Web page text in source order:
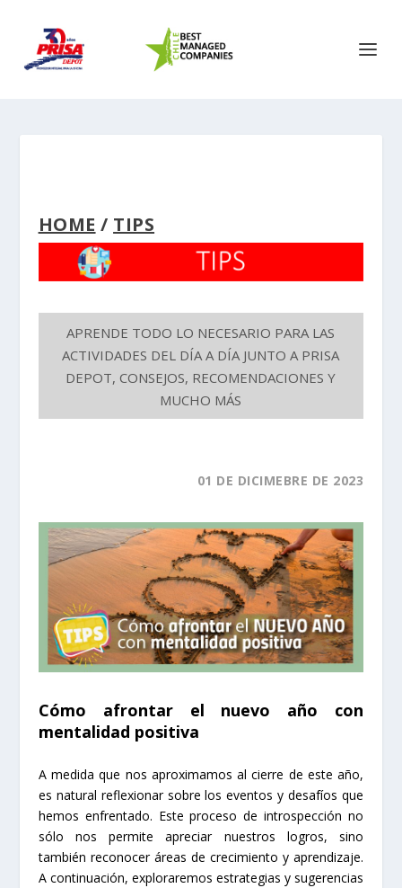
HOME / TIPS
APRENDE TODO LO NECESARIO PARA LAS
ACTIVIDADES DEL DÍA A DÍA JUNTO A PRISA
DEPOT, CONSEJOS, RECOMENDACIONES Y
MUCHO MÁS
01 DE DICIMEBRE DE 2023
Cómo afrontar el nuevo año con
mentalidad positiva
A medida que nos aproximamos al cierre de este año,
es natural reflexionar sobre los eventos y desafíos que
hemos enfrentado. Este proceso de introspección no
sólo nos permite apreciar nuestros logros, sino
también reconocer áreas de crecimiento y aprendizaje.
A continuación, exploraremos estrategias y sugerencias